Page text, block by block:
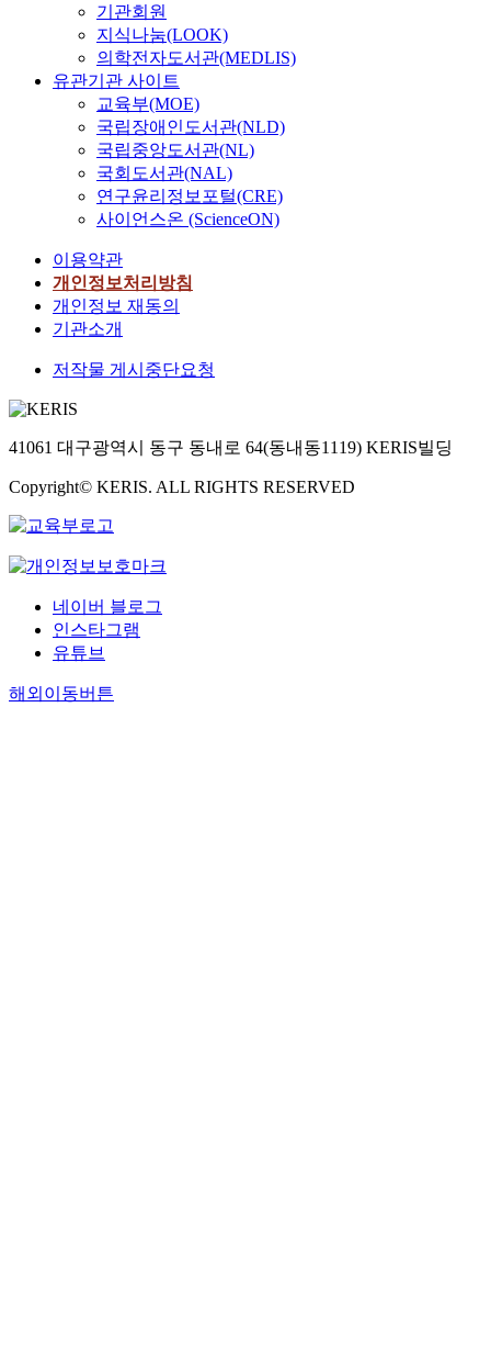
기관회원
지식나눔(LOOK)
의학전자도서관(MEDLIS)
유관기관 사이트
교육부(MOE)
국립장애인도서관(NLD)
국립중앙도서관(NL)
국회도서관(NAL)
연구윤리정보포털(CRE)
사이언스온 (ScienceON)
이용약관
개인정보처리방침
개인정보 재동의
기관소개
저작물 게시중단요청
41061 대구광역시 동구 동내로 64(동내동1119) KERIS빌딩
Copyright© KERIS. ALL RIGHTS RESERVED
네이버 블로그
인스타그램
유튜브
해외이동버튼